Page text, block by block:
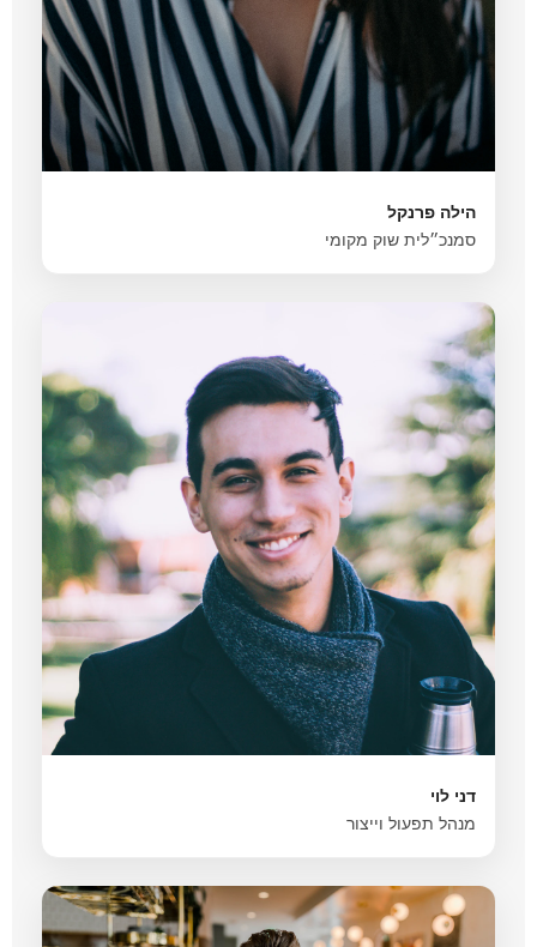
הילה פרנקל
סמנכ״לית שוק מקומי
דני לוי
מנהל תפעול וייצור